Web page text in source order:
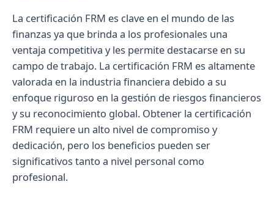
La certificación FRM es clave en el mundo de las
finanzas ya que brinda a los profesionales una
ventaja competitiva y les permite destacarse en su
campo de trabajo. La certificación FRM es altamente
valorada en la industria financiera debido a su
enfoque riguroso en la gestión de riesgos financieros
y su reconocimiento global. Obtener la certificación
FRM requiere un alto nivel de compromiso y
dedicación, pero los beneficios pueden ser
significativos tanto a nivel personal como
profesional.